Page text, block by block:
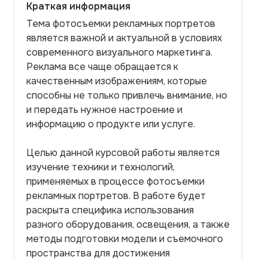
Краткая информация
Тема фотосъемки рекламных портретов
является важной и актуальной в условиях
современного визуального маркетинга.
Реклама все чаще обращается к
качественным изображениям, которые
способны не только привлечь внимание, но
и передать нужное настроение и
информацию о продукте или услуге.
Целью данной курсовой работы является
изучение техники и технологий,
применяемых в процессе фотосъемки
рекламных портретов. В работе будет
раскрыта специфика использования
разного оборудования, освещения, а также
методы подготовки модели и съемочного
пространства для достижения